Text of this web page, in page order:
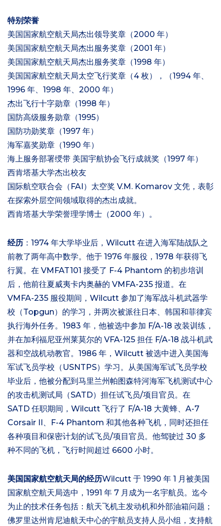
特别荣誉
美国国家航空航天局杰出领导奖章（2000 年）
美国国家航空航天局杰出服务奖章（2001 年）
美国国家航空航天局杰出服务奖章（1998 年）
美国国家航空航天局太空飞行奖章（4 枚），（1994 年、
1996 年、1998 年、2000 年）
杰出飞行十字勋章（1998 年）
国防高级服务勋章（1995）
国防功勋奖章（1997 年）
海军嘉奖勋章（1990 年）
海上服务部署绶带 美国宇航协会飞行成就奖（1997 年）
西肯塔基大学杰出校友
国际航空联合会（FAI）太空奖 V.M. Komarov 文凭，表彰
在探索外层空间领域取得的杰出成就。
西肯塔基大学荣誉理学博士（2000 年）。
经历 ：1974 年大学毕业后，Wilcutt 在进入海军陆战队之
前教了两年高中数学。他于 1976 年服役，1978 年获得飞
行翼。在 VMFAT101 接受了 F-4 Phantom 的初步培训
后，他前往夏威夷卡内奥赫的 VMFA-235 报道。在
VMFA-235 服役期间，Wilcutt 参加了海军战斗机武器学
校（Topgun）的学习，并两次被派往日本、韩国和菲律宾
执行海外任务。1983 年，他被选中参加 F/A-18 改装训练，
并在加利福尼亚州莱莫尔的 VFA-125 担任 F/A-18 战斗机武
器和空战机动教官。1986 年，Wilcutt 被选中进入美国海
军试飞员学校（USNTPS）学习。从美国海军试飞员学校
毕业后，他被分配到马里兰州帕图森特河海军飞机测试中心
的攻击机测试局（SATD）担任试飞员/项目官员。在
SATD 任职期间，Wilcutt 飞行了 F/A-18 大黄蜂、A-7
Corsair II、F-4 Phantom 和其他各种飞机，同时还担任
各种项目和保密计划的试飞员/项目官员。他驾驶过 30 多
种不同的飞机，飞行时间超过 6600 小时。
美国国家航空航天局的经历Wilcutt 于 1990 年 1 月被美国
国家航空航天局选中，1991 年 7 月成为一名宇航员。迄今
为止的技术任务包括：航天飞机主发动机和外部油箱问题；
佛罗里达州肯尼迪航天中心的宇航员支持人员小组，支持航